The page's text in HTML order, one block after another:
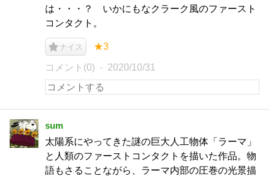
は・・・？ いかにもなクラーク風のファースト
コンタクト。
ナイス ★3
コメント(0) 2020/10/31
sum
太陽系にやってきた謎の巨大人工物体「ラーマ」
と人類のファーストコンタクトを描いた作品。物
語もさることながら、ラーマ内部の圧巻の光景描